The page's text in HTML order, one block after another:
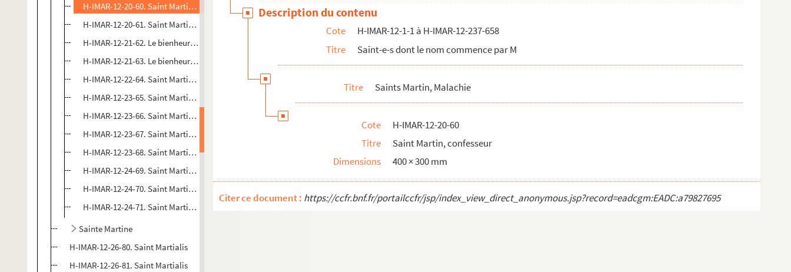
H-IMAR-12-20-60. Saint Martin, confesseur
H-IMAR-12-20-61. Saint Martin, abbé en Campanie
H-IMAR-12-21-62. Le bienheureux Martin de Porrès
H-IMAR-12-21-63. Le bienheureux Martin de Porrès
H-IMAR-12-22-64. Saint Martin, pape et martyr
H-IMAR-12-23-65. Saint Martin, pape et martyr
H-IMAR-12-23-66. Saint Martin, pape et martyr
H-IMAR-12-23-67. Saint Martin, pape et martyr
H-IMAR-12-23-68. Saint Martin, pape et martyr (Achija, prophète au dos)
H-IMAR-12-24-69. Saint Martin l'ermite
H-IMAR-12-24-70. Saint Martin l'ermite
H-IMAR-12-24-71. Saint Martin, abbé
Sainte Martine
H-IMAR-12-26-80. Saint Martialis
H-IMAR-12-26-81. Saint Martialis
Description du contenu
Cote
H-IMAR-12-1-1 à H-IMAR-12-237-658
Titre
Saint-e-s dont le nom commence par M
Titre Saints Martin, Malachie
Cote
H-IMAR-12-20-60
Titre
Saint Martin, confesseur
Dimensions
400 × 300 mm
Citer ce document : https://ccfr.bnf.fr/portailccfr/jsp/index_view_direct_anonymous.jsp?record=eadcgm:EADC:a79827695